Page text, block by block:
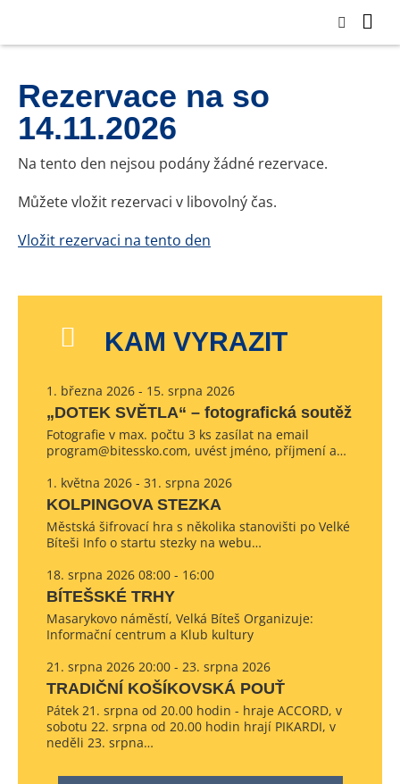
Rezervace na so
14.11.2026
Na tento den nejsou podány žádné rezervace.
Můžete vložit rezervaci v libovolný čas.
Vložit rezervaci na tento den
KAM VYRAZIT
1. března 2026 - 15. srpna 2026
„DOTEK SVĚTLA“ – fotografická soutěž
Fotografie v max. počtu 3 ks zasílat na email
program@bitessko.com, uvést jméno, příjmení a…
1. května 2026 - 31. srpna 2026
KOLPINGOVA STEZKA
Městská šifrovací hra s několika stanovišti po Velké
Bíteši Info o startu stezky na webu…
18. srpna 2026 08:00 - 16:00
BÍTEŠSKÉ TRHY
Masarykovo náměstí, Velká Bíteš Organizuje:
Informační centrum a Klub kultury
21. srpna 2026 20:00 - 23. srpna 2026
TRADIČNÍ KOŠÍKOVSKÁ POUŤ
Pátek 21. srpna od 20.00 hodin - hraje ACCORD, v
sobotu 22. srpna od 20.00 hodin hrají PIKARDI, v
neděli 23. srpna…